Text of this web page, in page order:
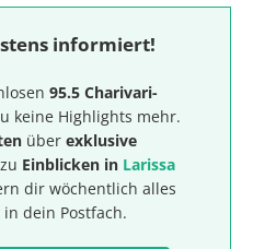
informiert!
95.5 Charivari-
keine Highlights mehr.
über exklusive
Einblicken in Larissa
dir wöchentlich alles
dein Postfach.